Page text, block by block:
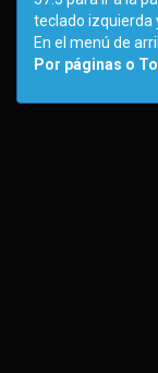
teclado izquierda
En el menú de
Por páginas o